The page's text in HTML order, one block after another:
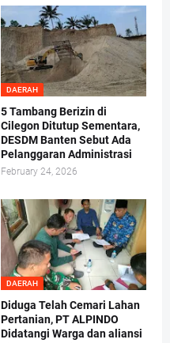
DAERAH
5 Tambang Berizin di
Cilegon Ditutup Sementara,
DESDM Banten Sebut Ada
Pelanggaran Administrasi
February 24, 2026
DAERAH
Diduga Telah Cemari Lahan
Pertanian, PT ALPINDO
Didatangi Warga dan aliansi